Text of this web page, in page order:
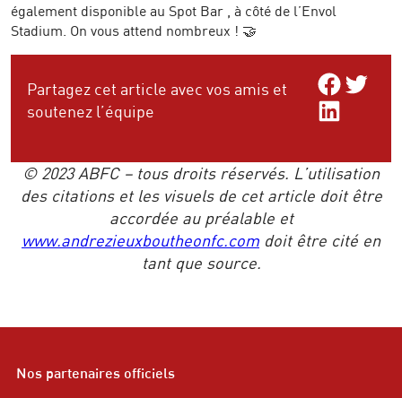
également disponible au Spot Bar , à côté de l’Envol
Stadium. On vous attend nombreux ! 🤝
Partagez cet article avec vos amis et
soutenez l’équipe
Share onShare on
Share on LinkedIn
© 2023 ABFC – tous droits réservés. L’utilisation
des citations et les visuels de cet article doit être
accordée au préalable et
www.andrezieuxboutheonfc.com doit être cité en
tant que source.
Nos partenaires officiels